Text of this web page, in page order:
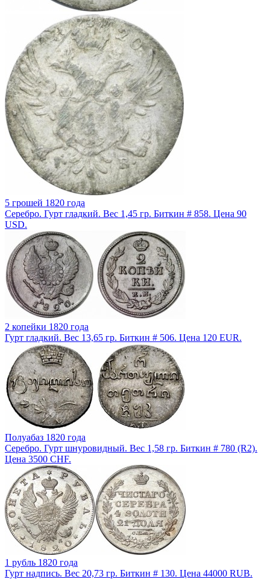
5 грошей 1820 года
Серебро. Гурт гладкий. Вес 1,45 гр. Биткин # 858. Цена 90
USD.
2 копейки 1820 года
Гурт гладкий. Вес 13,65 гр. Биткин # 506. Цена 120 EUR.
Полуабаз 1820 года
Серебро. Гурт шнуровидный. Вес 1,58 гр. Биткин # 780 (R2).
Цена 3500 CHF.
1 рубль 1820 года
Гурт надпись. Вес 20,73 гр. Биткин # 130. Цена 44000 RUB.